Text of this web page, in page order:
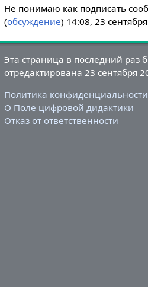
Не понимаю как подписать
(обсуждение) 14:08, 23
Эта страница в последний раз
отредактирована 23 сентября
Политика конфиденциальности
О Поле цифровой дидактики
Отказ от ответственности